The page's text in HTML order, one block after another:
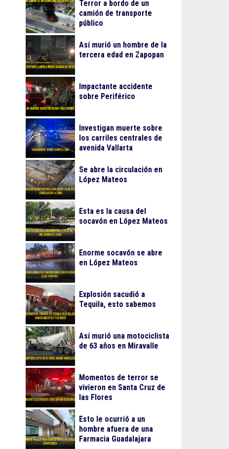
Terror a bordo de un
camión de transporte
público
Así murió un hombre de la
tercera edad en Zapopan
Impactante accidente
sobre Periférico
Investigan muerte sobre
los carriles centrales de
avenida Vallarta
Se abre la circulación en
López Mateos
Esta es la causa del
socavón en López Mateos
Enorme socavón se abre
en López Mateos
Explosión sacudió a
Tequila, esto sabemos
Así murió una motociclista
de 63 años en Miravalle
Momentos de terror se
vivieron en Santa Cruz de
las Flores
Esto le ocurrió a un
hombre afuera de una
Farmacia Guadalajara